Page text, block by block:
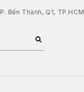
Bến Thành, Q1, TP.HCM